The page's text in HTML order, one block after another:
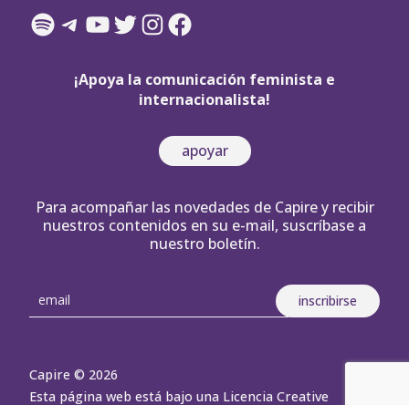
Spotify
Telegram
YouTube
Twitter
Instagram
Facebook
¡Apoya la comunicación feminista e
internacionalista!
apoyar
Para acompañar las novedades de Capire y recibir
nuestros contenidos en su e-mail, suscríbase a
nuestro boletín.
Capire © 2026
Esta página web está bajo una Licencia Creative